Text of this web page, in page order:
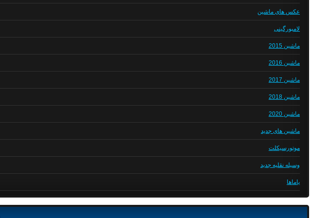
عکس های ماشین
لامبورگینی
ماشین 2015
ماشین 2016
ماشین 2017
ماشین 2018
ماشین 2020
ماشین های جدید
موتورسیکلت
وسیله نقلیه جدید
یاماها